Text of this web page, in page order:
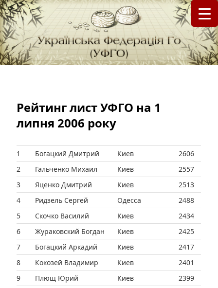
Українська Федерація Го (УФГО)
федерація Го (Бадук, Вейці) в Україні
Рейтинг лист УФГО на 1
липня 2006 року
1 Богацкий Дмитрий Киев
2606
2
Гальченко Михаил Киев
2557
3
Яценко Дмитрий Киев
2513
4
Ридзель Сергей Одесса
2488
5
Скочко Василий Киев
2434
6
Жураковский Богдан Киев
2425
7
Богацкий Аркадий Киев
2417
8
Кокозей Владимир Киев
2401
9
Плющ Юрий Киев
2399